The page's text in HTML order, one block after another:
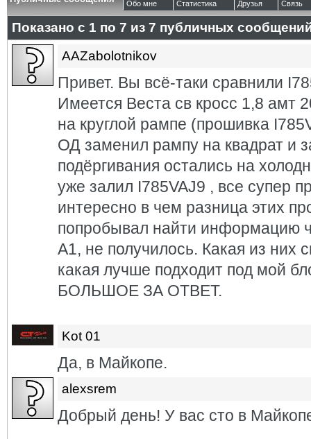
Обо мне Статистика Друзья Связь
Показано с 1 по 7 из 7 публичных
AAZabolotnikov
Привет. Вы всё-таки сравнили
Имеется Веста св кросс 1,8 амт
на круглой рампе (прошивка
ОД заменил рампу на квадрат и
подёргивания остались на
уже залил I785VAJ9 , все супер
интересно в чем разница этих
попробывал найти информацию
А1, не получилось. Какая из них
какая лучше подходит под мой
БОЛЬШОЕ ЗА ОТВЕТ.
Kot 01
Да, в Майкопе.
alexsrem
Добрый день! У вас сто в